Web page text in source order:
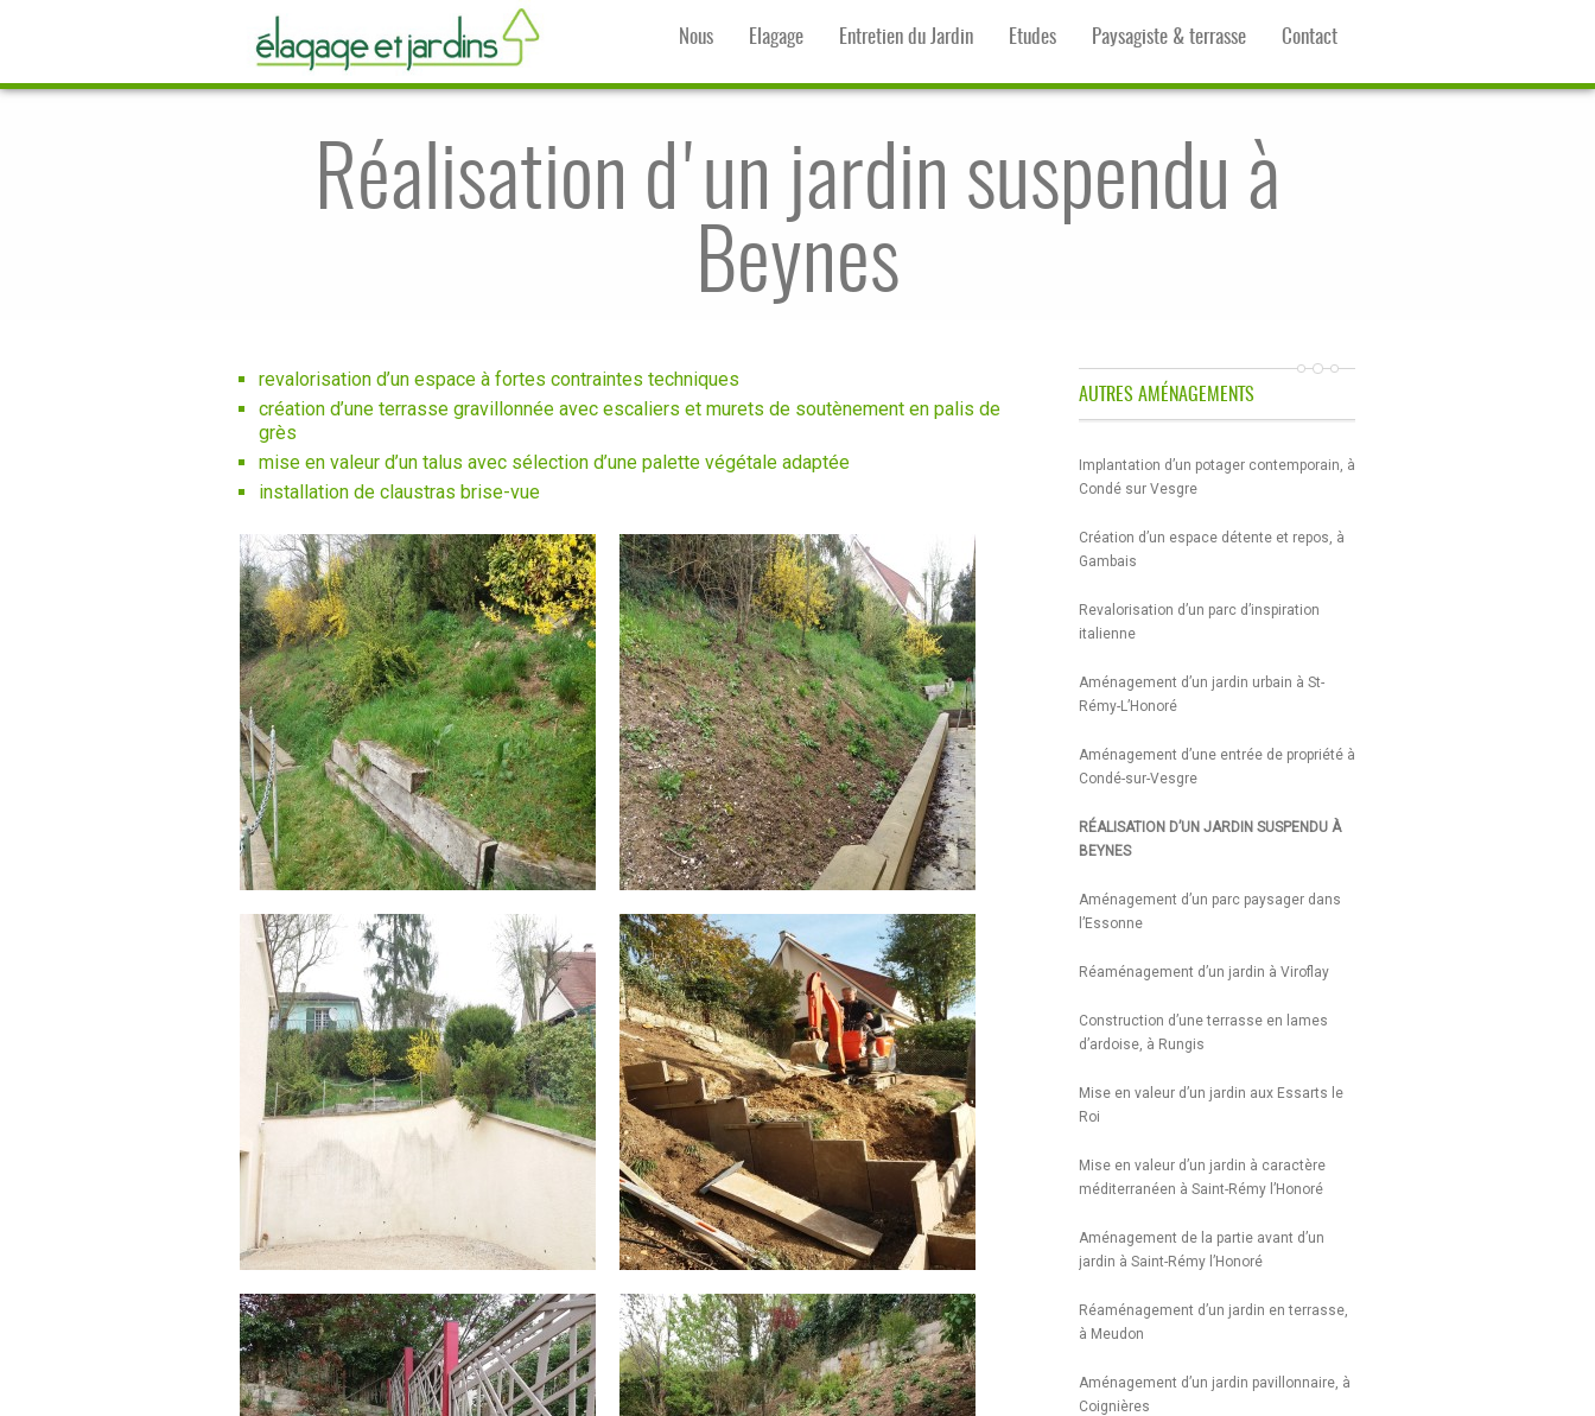
Contact
Paysagiste & terrasse
Etudes
Entretien du Jardin
Elagage
Nous
Réalisation d'un jardin suspendu à
Beynes
revalorisation d’un espace à fortes contraintes techniques
création d’une terrasse gravillonnée avec escaliers et murets de soutènement en palis de
grès
mise en valeur d’un talus avec sélection d’une palette végétale adaptée
installation de claustras brise-vue
AUTRES AMÉNAGEMENTS
Implantation d’un potager contemporain, à
Condé sur Vesgre
Création d’un espace détente et repos, à
Gambais
Revalorisation d’un parc d’inspiration
italienne
Aménagement d’un jardin urbain à St-
Rémy-L’Honoré
Aménagement d’une entrée de propriété à
Condé-sur-Vesgre
RÉALISATION D’UN JARDIN SUSPENDU À
BEYNES
Aménagement d’un parc paysager dans
l’Essonne
Réaménagement d’un jardin à Viroflay
Construction d’une terrasse en lames
d’ardoise, à Rungis
Mise en valeur d’un jardin aux Essarts le
Roi
Mise en valeur d’un jardin à caractère
méditerranéen à Saint-Rémy l’Honoré
Aménagement de la partie avant d’un
jardin à Saint-Rémy l’Honoré
Réaménagement d’un jardin en terrasse,
à Meudon
Aménagement d’un jardin pavillonnaire, à
Coignières